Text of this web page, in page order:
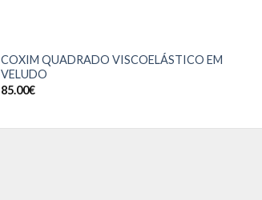
COXIM QUADRADO VISCOELÁSTICO EM
VELUDO
85.00€